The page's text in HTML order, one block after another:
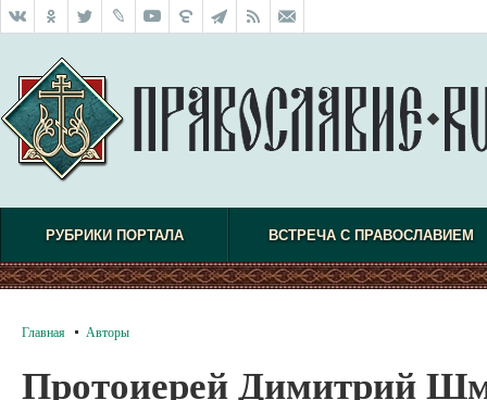
РУБРИКИ ПОРТАЛА ВСТРЕЧА С ПРАВОСЛАВИЕМ
Главная Авторы
Протоиерей Димитрий